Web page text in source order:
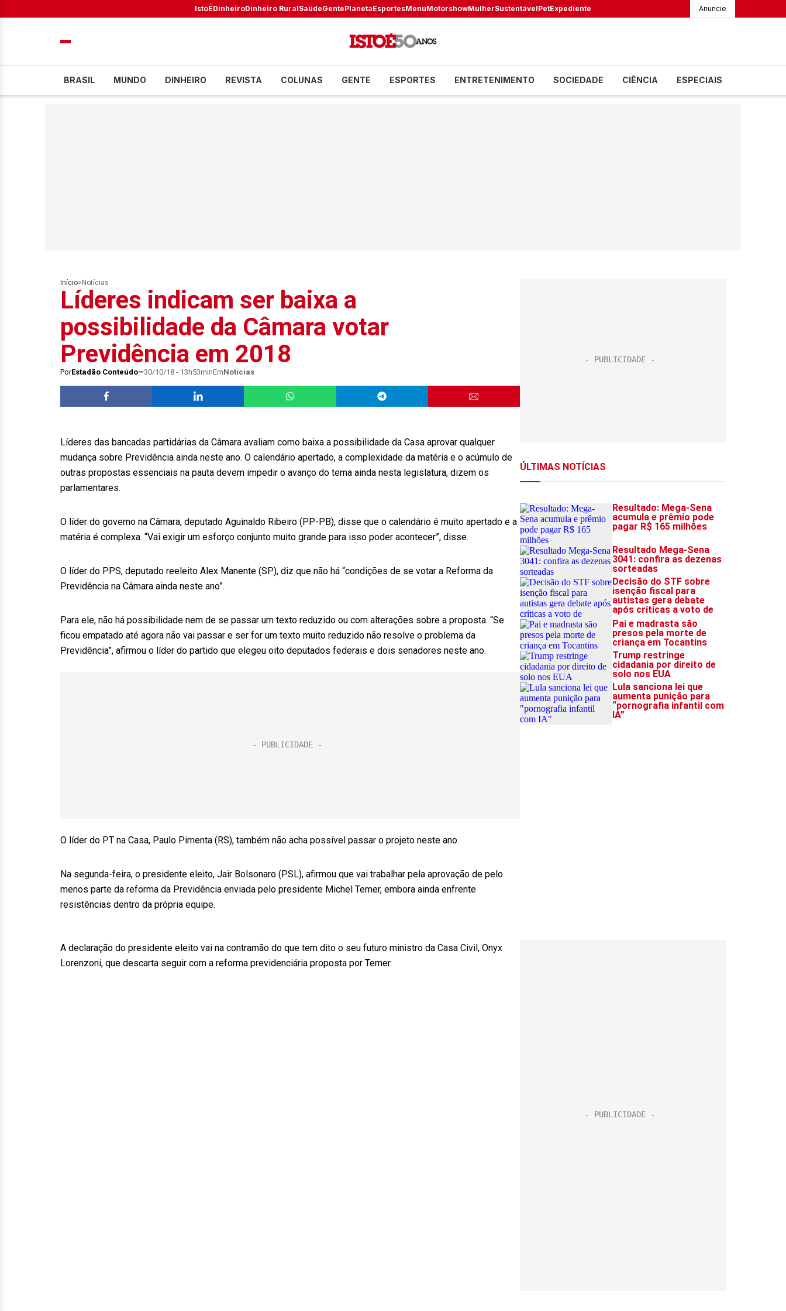
IstoÉDinheiroDinheiro RuralSaúdeGentePlanetaEsportesMenuMotorshowMulherSustentávelPetExpediente Anuncie
BRASIL MUNDO DINHEIRO REVISTA COLUNAS GENTE ESPORTES ENTRETENIMENTO SOCIEDADE CIÊNCIA ESPECIAIS
Início> Notícias
Líderes indicam ser baixa a
possibilidade da Câmara votar
Previdência em 2018
PorEstadão Conteúdo 30/10/18 - 13h53minEmNotícias
Líderes das bancadas partidárias da Câmara avaliam como baixa a possibilidade da Casa aprovar qualquer
mudança sobre Previdência ainda neste ano. O calendário apertado, a complexidade da matéria e o acúmulo de
outras propostas essenciais na pauta devem impedir o avanço do tema ainda nesta legislatura, dizem os
parlamentares.
O líder do governo na Câmara, deputado Aguinaldo Ribeiro (PP-PB), disse que o calendário é muito apertado e a
matéria é complexa. “Vai exigir um esforço conjunto muito grande para isso poder acontecer”, disse.
O líder do PPS, deputado reeleito Alex Manente (SP), diz que não há “condições de se votar a Reforma da
Previdência na Câmara ainda neste ano”.
Para ele, não há possibilidade nem de se passar um texto reduzido ou com alterações sobre a proposta. “Se
ficou empatado até agora não vai passar e ser for um texto muito reduzido não resolve o problema da
Previdência”, afirmou o líder do partido que elegeu oito deputados federais e dois senadores neste ano.
O líder do PT na Casa, Paulo Pimenta (RS), também não acha possível passar o projeto neste ano.
Na segunda-feira, o presidente eleito, Jair Bolsonaro (PSL), afirmou que vai trabalhar pela aprovação de pelo
menos parte da reforma da Previdência enviada pelo presidente Michel Temer, embora ainda enfrente
resistências dentro da própria equipe.
A declaração do presidente eleito vai na contramão do que tem dito o seu futuro ministro da Casa Civil, Onyx
Lorenzoni, que descarta seguir com a reforma previdenciária proposta por Temer.